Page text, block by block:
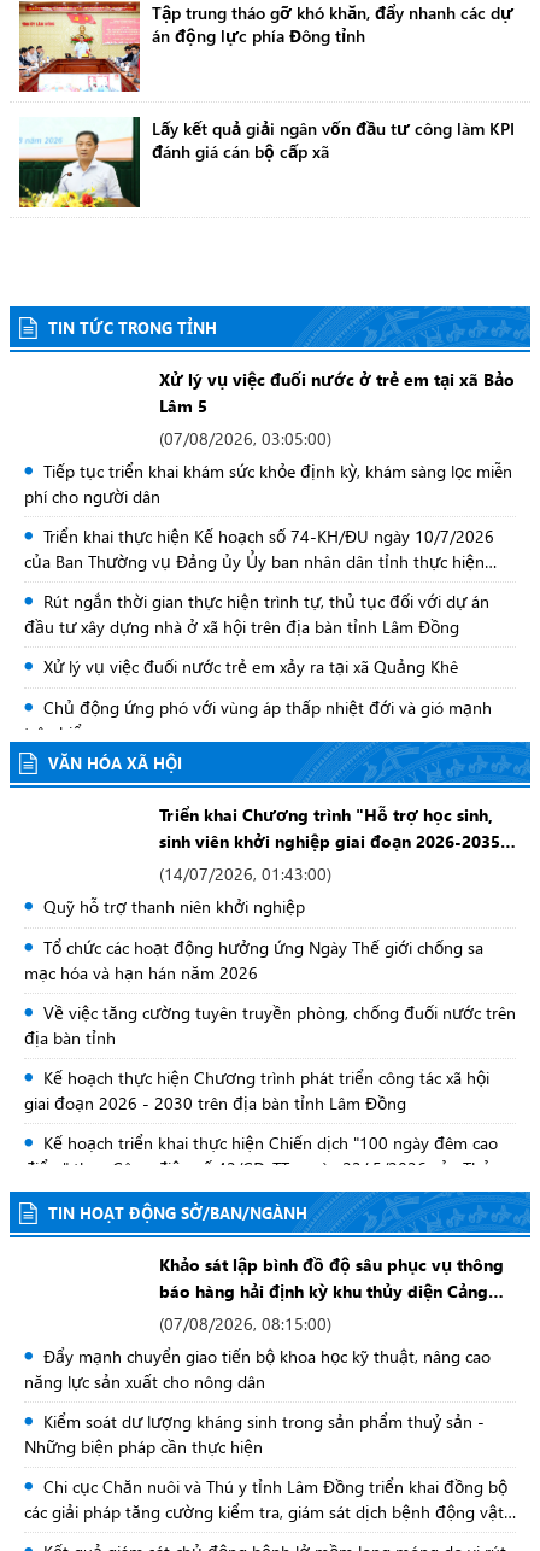
Tập trung tháo gỡ khó khăn, đẩy nhanh các dự
án động lực phía Đông tỉnh
Lấy kết quả giải ngân vốn đầu tư công làm KPI
đánh giá cán bộ cấp xã
Tăng cường tuyên truyền các ngày lễ lớn và sự
kiện lịch sử quan trọng
Rà soát toàn diện, tạo động lực phát triển đô
thị các phường trung tâm Bảo Lộc
Lâm Đồng dự Phiên họp thường kỳ lần thứ hai
năm 2026 của Ban Chỉ đạo An ninh mạng quốc
gia
Lâm Đồng rà soát, tháo gỡ khó khăn cho các dự
Lãnh đạo UBND tỉnh đôn đốc công tác triển
khai Quy hoạch chung đô thị 04 phường liền
kề của Bảo Lộc
TIN TỨC TRONG TỈNH
Xử lý vụ việc đuối nước ở trẻ em tại xã Bảo
Lâm 5
(07/08/2026, 03:05:00)
Tiếp tục triển khai khám sức khỏe định kỳ, khám sàng lọc miễn
phí cho người dân
Triển khai thực hiện Kế hoạch số 74-KH/ĐU ngày 10/7/2026
của Ban Thường vụ Đảng ủy Ủy ban nhân dân tỉnh thực hiện
Nghị quyết số 14-NQ/TU ngày 26/5/2026 của Ban Thường vụ
Tỉnh ủy về phát triển công nghiệp trên địa bàn tỉnh Lâm Đồng
đến năm 2030
Rút ngắn thời gian thực hiện trình tự, thủ tục đối với dự án
đầu tư xây dựng nhà ở xã hội trên địa bàn tỉnh Lâm Đồng
Xử lý vụ việc đuối nước trẻ em xảy ra tại xã Quảng Khê
Chủ động ứng phó với vùng áp thấp nhiệt đới và gió mạnh
trên biển
Thông báo Về việc nhận kết quả giải quyết thủ tục hành chính
Tuyên tuyền bộ tiêu chí chuẩn mực văn hóa
Tăng cường công tác bảo đảm an toàn thực phẩm, phòng,
chống ngộ độc thực phẩm liên quan đến thức ăn đường phố
trên địa bàn tỉnh
Bảo đảm an toàn công trình, đề phòng ngập lụt, úng cho sản
xuất nông nghiệp, thiếu nước sinh hoạt nông thôn do ảnh
hưởng của mưa lớn
VĂN HÓA XÃ HỘI
Triển khai Chương trình "Hỗ trợ học sinh,
sinh viên khởi nghiệp giai đoạn 2026-2035"
trên địa bàn tỉnh Lâm Đồng
(14/07/2026, 01:43:00)
Quỹ hỗ trợ thanh niên khởi nghiệp
Tổ chức các hoạt động hưởng ứng Ngày Thế giới chống sa
mạc hóa và hạn hán năm 2026
Về việc tăng cường tuyên truyền phòng, chống đuối nước trên
địa bàn tỉnh
Kế hoạch thực hiện Chương trình phát triển công tác xã hội
giai đoạn 2026 - 2030 trên địa bàn tỉnh Lâm Đồng
Kế hoạch triển khai thực hiện Chiến dịch "100 ngày đêm cao
điểm" theo Công điện số 42/CĐ-TTg ngày 23/ 5/2026 của Thủ
tướng Chính phủ
THÔNG BÁO Về việc giao, điều chuyển gỗ cho cơ quan, đơn vị
có nhu cầu sử dụng gỗ tịch thu để xây dựng trụ sở, hình thành
máy móc, thiết bị làm việc của cơ quan nhà nước, xây dựng các
công trình công cộng phục vụ cho nhu cầu dân sinh
Kế hoạch Phòng chống ung thư vú, ung thư cổ tử cung trên
địa bàn tỉnh Lâm Đồng giai đoạn 2026 - 2035
Tuyên truyền phòng chống buôn lậu, gian lận thương mại và
hàng giả, bảo vệ quyền lợi người tiêu dùng, công tác an toàn
thực phẩm; phòng, chống các bệnh Cúm gia cầm, Lở mồm long
móng và Dịch tả lợn Châu Phi giai đoạn 2026-2030
Tuyên truyền phòng chống buôn lậu, gian lận thương mại và
hàng giả, bảo vệ quyền lợi người tiêu dùng, công tác an toàn
thực phẩm; phòng, chống các bệnh Cúm gia cầm, Lở mồm long
móng và Dịch tả lợn Châu Phi giai đoạn 2026-2030
TIN HOẠT ĐỘNG SỞ/BAN/NGÀNH
Khảo sát lập bình đồ độ sâu phục vụ thông
báo hàng hải định kỳ khu thủy diện Cảng
Phú Quý năm 2026
(07/08/2026, 08:15:00)
Đẩy mạnh chuyển giao tiến bộ khoa học kỹ thuật, nâng cao
năng lực sản xuất cho nông dân
Kiểm soát dư lượng kháng sinh trong sản phẩm thuỷ sản -
Những biện pháp cần thực hiện
Chi cục Chăn nuôi và Thú y tỉnh Lâm Đồng triển khai đồng bộ
các giải pháp tăng cường kiểm tra, giám sát dịch bệnh động vật,
vệ sinh thú y và an toàn thực phẩm